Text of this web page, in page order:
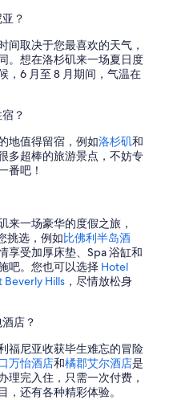
？
间取决于您最喜欢的天气，
。想在洛杉矶来一场夏日度
，6 月至 8 月期间，气温在
？
地值得留宿，例如洛杉矶和
多超棒的旅游景点，不妨专
番吧！
来一场豪华的度假之旅，
挑选，例如比佛利半岛酒
享受加厚床垫、Spa 浴缸和
吧。您也可以选择 Hotel
Beverly Hills ，尽情放松身
店？
福尼亚收获毕生难忘的冒险
万怡酒店和橘郡艾尔酒店是
理完入住，只需一次付费，
，还有各种精彩体验。